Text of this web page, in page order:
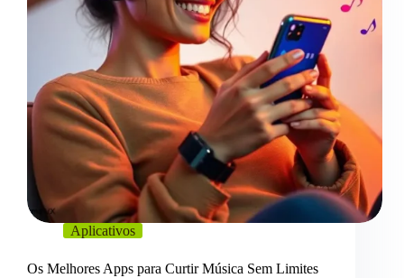
Aplicativos
Os Melhores Apps para Curtir Música Sem Limites